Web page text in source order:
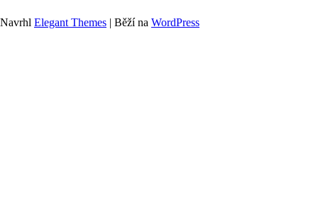
Navrhl Elegant Themes | Běží na WordPress